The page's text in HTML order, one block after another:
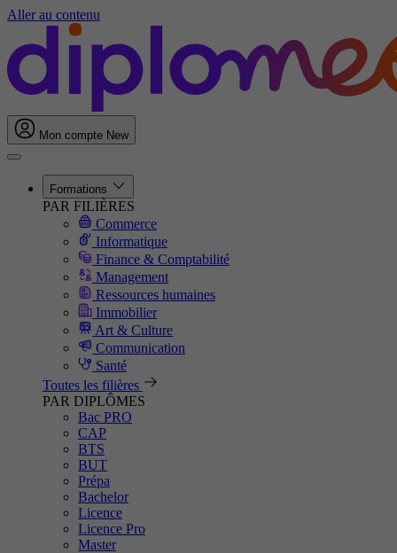
Aller au contenu
Mon compte New
Formations
PAR FILIÈRES
Commerce
Informatique
Finance & Comptabilité
Management
Ressources humaines
Immobilier
Art & Culture
Communication
Santé
Toutes les filières
PAR DIPLÔMES
Bac PRO
CAP
BTS
BUT
Prépa
Bachelor
Licence
Licence Pro
Master